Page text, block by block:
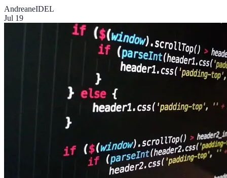
AndreaneIDEL
Jul 19